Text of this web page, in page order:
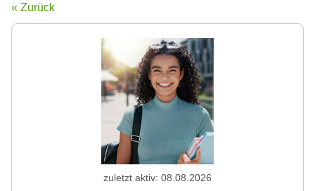
« Zurück
zuletzt aktiv: 08.08.2026